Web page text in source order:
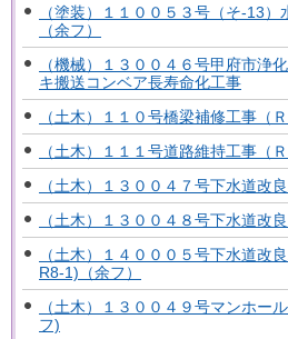
（塗装）１１００５３号（そ-13
（余フ）
（機械）１３００４６号甲府市浄
キ搬送コンベア長寿命化工事
（土木）１１０号橋梁補修工事（Ｒ
（土木）１１１号道路維持工事（Ｒ
（土木）１３００４７号下水道改
（土木）１３００４８号下水道改
（土木）１４０００５号下水道改
R8-1)（余フ）
（土木）１３００４９号マンホー
フ)